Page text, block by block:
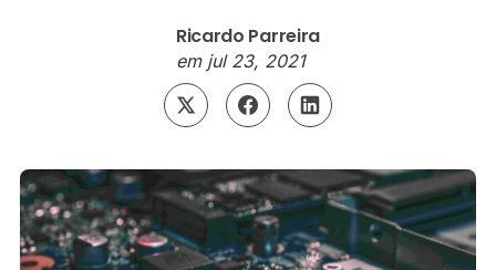
Ricardo Parreira
em jul 23, 2021